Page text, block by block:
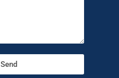
Send